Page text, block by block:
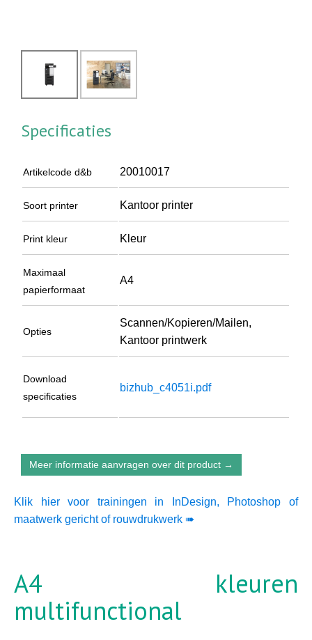
Specificaties
Artikelcode d&b 20010017
Soort printer Kantoor printer
Print kleur Kleur
Maximaal
papierformaat
A4
Opties
Scannen/Kopieren/Mailen,
Kantoor printwerk
Download
specificaties
bizhub_c4051i.pdf
Meer informatie aanvragen over dit product →
Klik hier voor trainingen in InDesign, Photoshop of
maatwerk gericht of rouwdrukwerk ➠
A4 kleuren
multifunctional